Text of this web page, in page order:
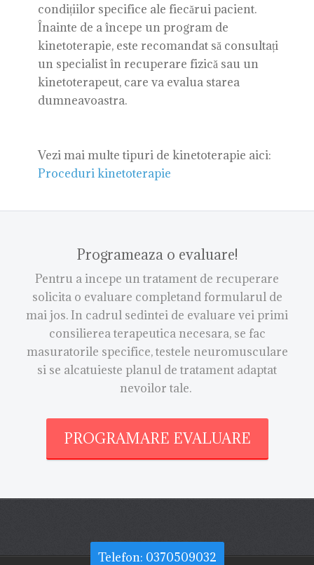
condițiilor specifice ale fiecărui pacient.
Înainte de a începe un program de
kinetoterapie, este recomandat să consultați
un specialist în recuperare fizică sau un
kinetoterapeut, care va evalua starea
dumneavoastra.
Vezi mai multe tipuri de kinetoterapie aici:
Proceduri kinetoterapie
Programeaza o evaluare!
Pentru a incepe un tratament de recuperare
solicita o evaluare completand formularul de
mai jos. In cadrul sedintei de evaluare vei primi
consilierea terapeutica necesara, se fac
masuratorile specifice, testele neuromusculare
si se alcatuieste planul de tratament adaptat
nevoilor tale.
PROGRAMARE EVALUARE
Telefon: 0370509032